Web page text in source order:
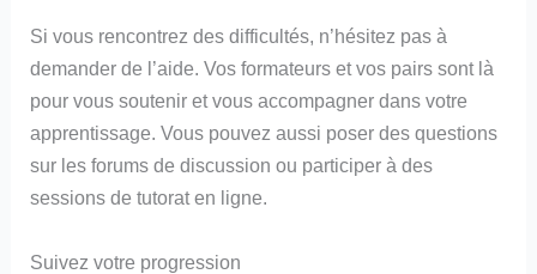
Si vous rencontrez des difficultés, n’hésitez pas à
demander de l’aide. Vos formateurs et vos pairs sont là
pour vous soutenir et vous accompagner dans votre
apprentissage. Vous pouvez aussi poser des questions
sur les forums de discussion ou participer à des
sessions de tutorat en ligne.
Suivez votre progression